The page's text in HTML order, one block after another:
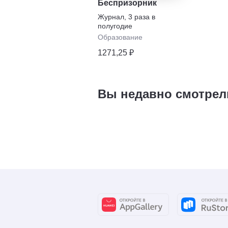
Беспризорник
Журнал 3 раза в
полугодие
Образование
1271,25 ₽
Вы недавно